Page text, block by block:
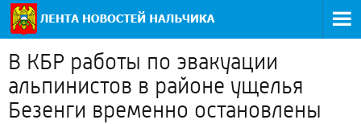
В КБР работы по эвакуации
альпинистов в районе ущелья
Безенги временно остановлены